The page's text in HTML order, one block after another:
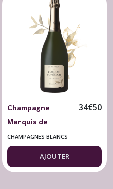
Champagne
Marquis de
Pomereuil Brut
Blanc de Noirs
34€50
CHAMPAGNES BLANCS
AJOUTER